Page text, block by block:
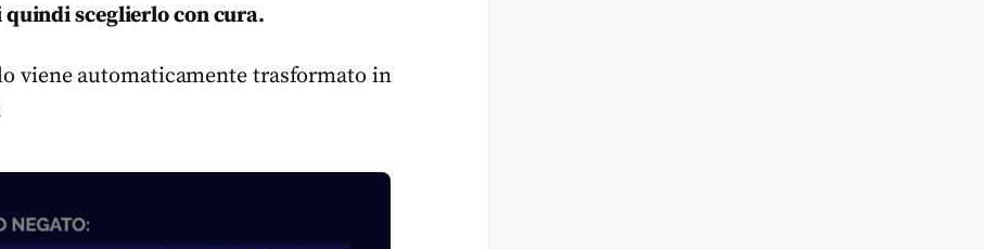
sceglierlo con cura.
viene automaticamente trasformato in